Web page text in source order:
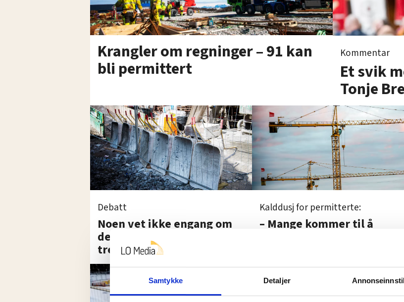
Samtykke Detaljer
Krangler om regninger – 91 kan
bli permittert
Kommentar
Et svik
Tonje
Debatt
Noen vet ikke engang om
de har jobb til folk de neste
tre månedene
Kalddusj for permitterte:
– Mange kommer til å